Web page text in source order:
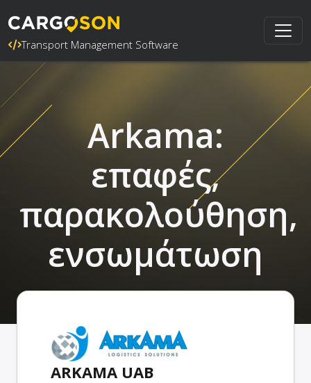
Transport Management Software
Arkama:
επαφές,
παρακολούθηση,
ενσωμάτωση
ARKAMA UAB